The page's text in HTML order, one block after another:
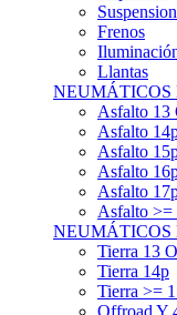
Frenos
Llantas
NEUMÁTICOS
Asfalto 13
Asfalto
Asfalto
Asfalto
Asfalto
Asfalto >=
NEUMÁTICOS
Tierra 13
Tierra 14p
Tierra >=
Offroad Y
OTROS